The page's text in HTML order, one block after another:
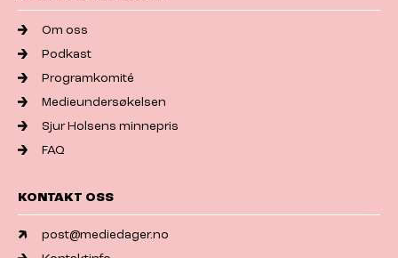
Om oss
Podkast
Programkomité
Medieundersøkelsen
Sjur Holsens minnepris
FAQ
KONTAKT OSS
post@mediedager.no